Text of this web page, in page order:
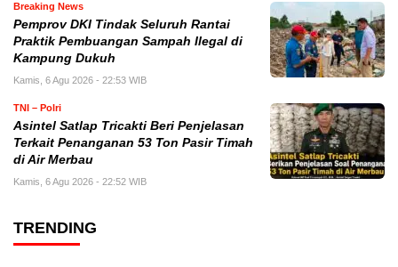
Breaking News
Pemprov DKI Tindak Seluruh Rantai
Praktik Pembuangan Sampah Ilegal di
Kampung Dukuh
Kamis, 6 Agu 2026 - 22:53 WIB
TNI – Polri
Asintel Satlap Tricakti Beri Penjelasan
Terkait Penanganan 53 Ton Pasir Timah
di Air Merbau
Kamis, 6 Agu 2026 - 22:52 WIB
TRENDING